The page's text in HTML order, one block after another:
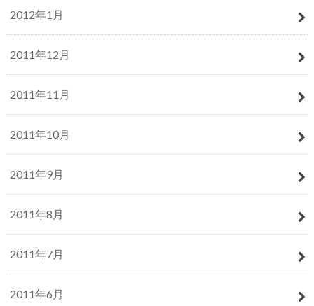
2012年1月
2011年12月
2011年11月
2011年10月
2011年9月
2011年8月
2011年7月
2011年6月